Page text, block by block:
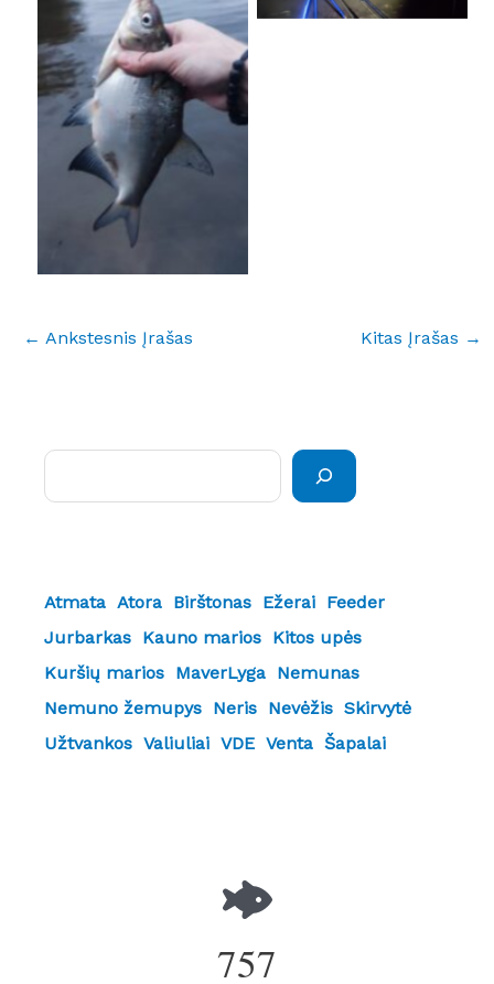
No Caption
← Ankstesnis Įrašas Kitas Įrašas →
Atmata Atora Birštonas Ežerai Feeder
Jurbarkas Kauno marios Kitos upės
Kuršių marios MaverLyga Nemunas
Nemuno žemupys Neris Nevėžis Skirvytė
Užtvankos Valiuliai VDE Venta Šapalai
757